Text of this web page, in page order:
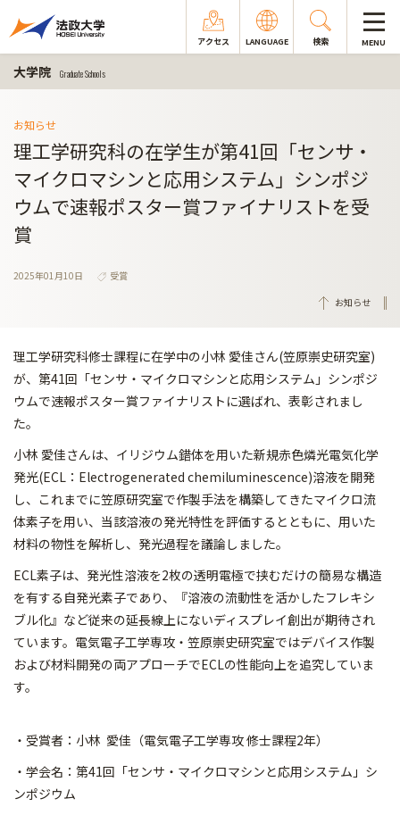
アクセス LANGUAGE 検索 MENU
大学院 Graduate Schools
お知らせ
理工学研究科の在学生が第41回「センサ・
マイクロマシンと応用システム」シンポジ
ウムで速報ポスター賞ファイナリストを受
賞
2025年01月10日
受賞
お知らせ
理工学研究科修士課程に在学中の小林 愛佳さん(笠原崇史研究室)
が、第41回「センサ・マイクロマシンと応用システム」シンポジ
ウムで速報ポスター賞ファイナリスト に選ばれ、表彰されまし
た。
小林 愛佳さんは、イリジウム錯体を用いた新規赤色燐光電気化学
発光(ECL：Electrogenerated chemiluminescence)溶液を開発
し、これまでに笠原研究室で作製手法を構築してきたマイクロ流
体素子を用い、 当該溶液の発光特性を評価するとともに、用いた
材料の物性を解析し、発光過程を議論しました。
ECL素子は、発光性溶液を2枚の透明電極で挟むだけの簡易な構造
を有する自発光素子であり、『溶液の流動性を活かしたフレキシ
ブル化』など従来の延長線上にないディスプレイ創出が期待され
ています。電気電子工学専攻・笠原崇史研究室ではデバイス作製
および材料開発の両アプローチでECLの性能向上を追究していま
す。
・受賞者：小林 愛佳（電気電子工学専攻 修士課程2年）
・学会名：第41回「センサ・マイクロマシンと応用システム」シ
ンポジウム